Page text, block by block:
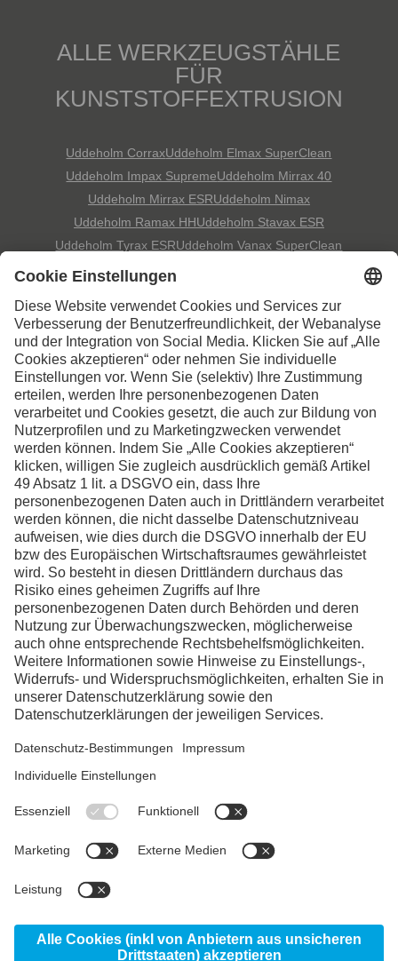
ALLE WERKZEUGSTÄHLE
FÜR
KUNSTSTOFFEXTRUSION
Uddeholm CorraxUddeholm Elmax SuperClean
Uddeholm Impax SupremeUddeholm Mirrax 40
Uddeholm Mirrax ESRUddeholm Nimax
Uddeholm Ramax HHUddeholm Stavax ESR
Uddeholm Tyrax ESRUddeholm Vanax SuperClean
Kontaktieren Sie uns,
wenn Sie weitere
Informationen wünschen
Kontakt
Facebook
Linkedin
YouTube